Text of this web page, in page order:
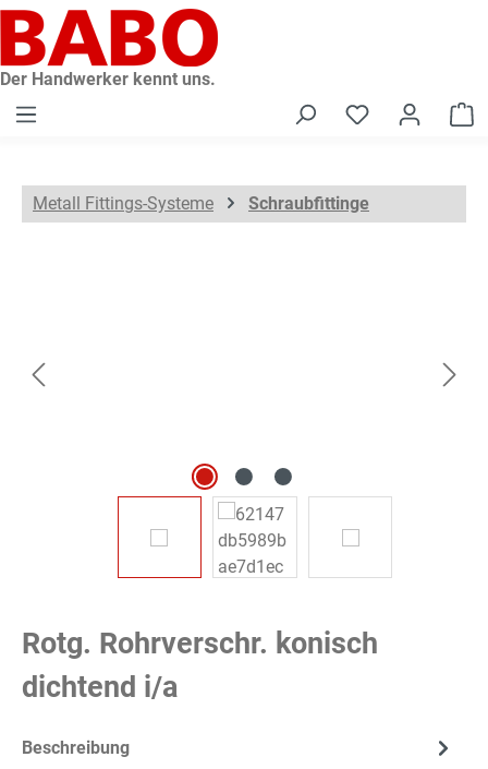
springen
Der Handwerker kennt uns.
Metall Fittings-Systeme Schraubfittinge
Rotg. Rohrverschr. konisch
dichtend i/a
Beschreibung